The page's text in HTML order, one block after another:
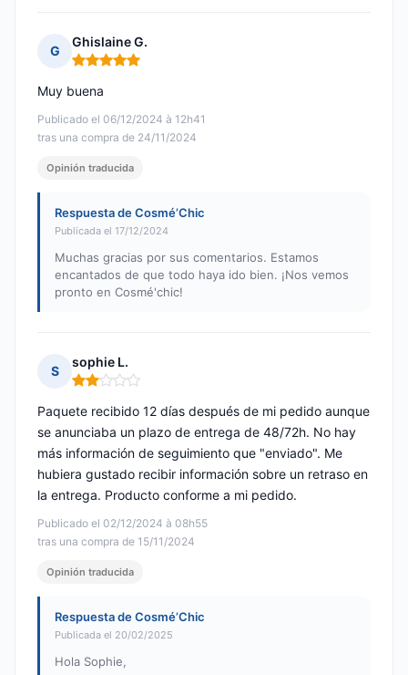
G
Ghislaine G.
Nota: 5 de 5
Publicado el 06/12/2024 à 12h41
tras una compra de 24/11/2024
Muy buena
Opinión traducida
Respuesta de Cosmé’Chic
Publicada el 17/12/2024
Muchas gracias por sus comentarios. Estamos
encantados de que todo haya ido bien. ¡Nos vemos
pronto en Cosmé'chic!
S
sophie L.
Nota: 2 de 5
Publicado el 02/12/2024 à 08h55
tras una compra de 15/11/2024
Paquete recibido 12 días después de mi pedido aunque
se anunciaba un plazo de entrega de 48/72h. No hay
más información de seguimiento que "enviado". Me
hubiera gustado recibir información sobre un retraso en
la entrega. Producto conforme a mi pedido.
Opinión traducida
Respuesta de Cosmé’Chic
Publicada el 20/02/2025
Hola Sophie,